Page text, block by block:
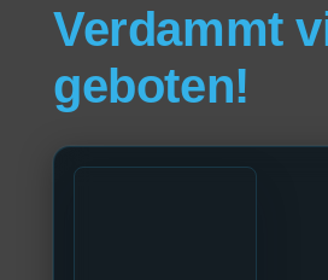
Verdammt
geboten!